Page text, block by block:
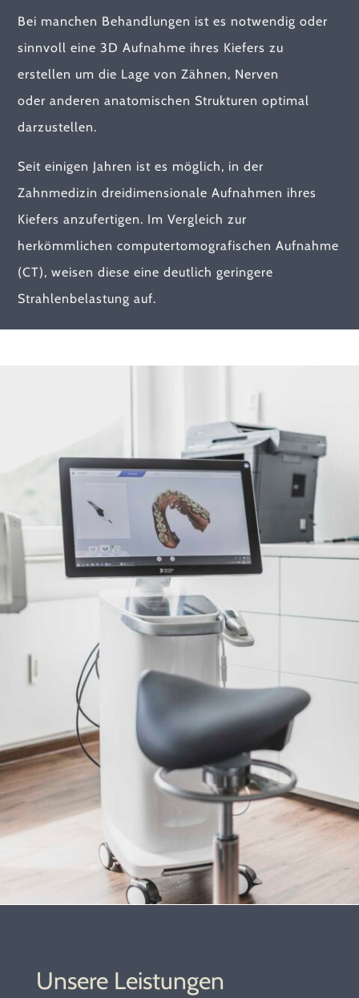
Bei manchen Behandlungen ist es notwendig oder
sinnvoll eine 3D Aufnahme ihres Kiefers zu
erstellen um die Lage von Zähnen, Nerven
oderanderen anatomischen Strukturen optimal
darzustellen.
Seit einigen Jahren ist es möglich, in der
Zahnmedizin dreidimensionale Aufnahmen ihres
Kiefers anzufertigen. Im Vergleich zur
herkömmlichen computertomografischen Aufnahme
(CT), weisen diese eine deutlich geringere
Strahlenbelastung auf.
Unsere Leistungen